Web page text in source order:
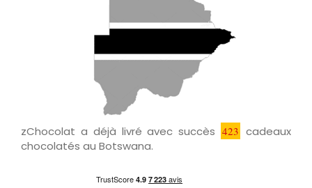
zChocolat a déjà livré avec succès 423 cadeaux
chocolatés au Botswana.